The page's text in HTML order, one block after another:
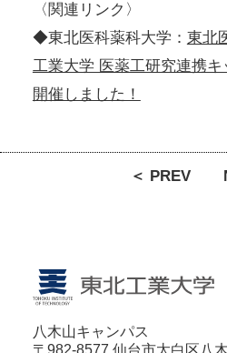
〈関連リンク〉
◆東北医科薬科大学： 東北
工業大学 医薬工研究連携
開催しました！
＜ PREV
八木山キャンパス
〒982-8577 仙台市太白区八